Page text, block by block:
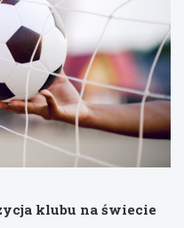
klubu na świecie